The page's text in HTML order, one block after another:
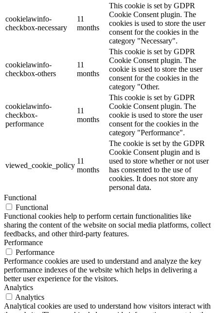
cookielawinfo-
checkbox-necessary
11
months
This cookie is set by GDPR
Cookie Consent plugin. The
cookies is used to store the user
consent for the cookies in the
category "Necessary".
cookielawinfo-
checkbox-others
11
months
This cookie is set by GDPR
Cookie Consent plugin. The
cookie is used to store the user
consent for the cookies in the
category "Other.
cookielawinfo-
checkbox-
performance
11
months
This cookie is set by GDPR
Cookie Consent plugin. The
cookie is used to store the user
consent for the cookies in the
category "Performance".
viewed_cookie_policy
11
months
The cookie is set by the GDPR
Cookie Consent plugin and is
used to store whether or not user
has consented to the use of
cookies. It does not store any
personal data.
Functional
Functional
Functional cookies help to perform certain functionalities like
sharing the content of the website on social media platforms, collect
feedbacks, and other third-party features.
Performance
Performance
Performance cookies are used to understand and analyze the key
performance indexes of the website which helps in delivering a
better user experience for the visitors.
Analytics
Analytics
Analytical cookies are used to understand how visitors interact with